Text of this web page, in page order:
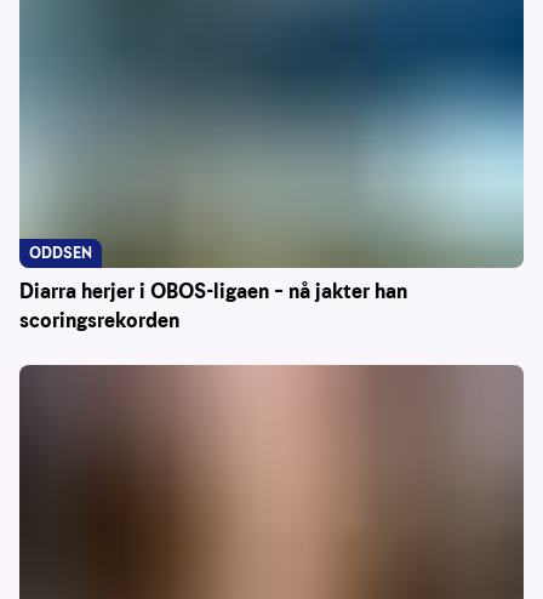
Diarra herjer i OBOS-ligaen – nå jakter han
scoringsrekorden
ODDSEN